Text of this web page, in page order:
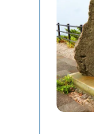
約が
コー
使用
ザイ
🔔 利